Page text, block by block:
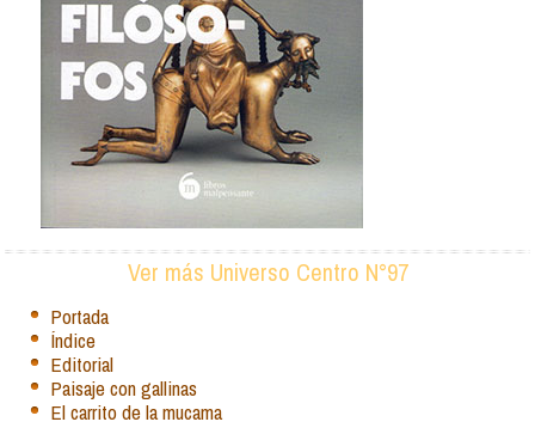
Ver más Universo Centro N°97
Portada
Índice
Editorial
Paisaje con gallinas
El carrito de la mucama